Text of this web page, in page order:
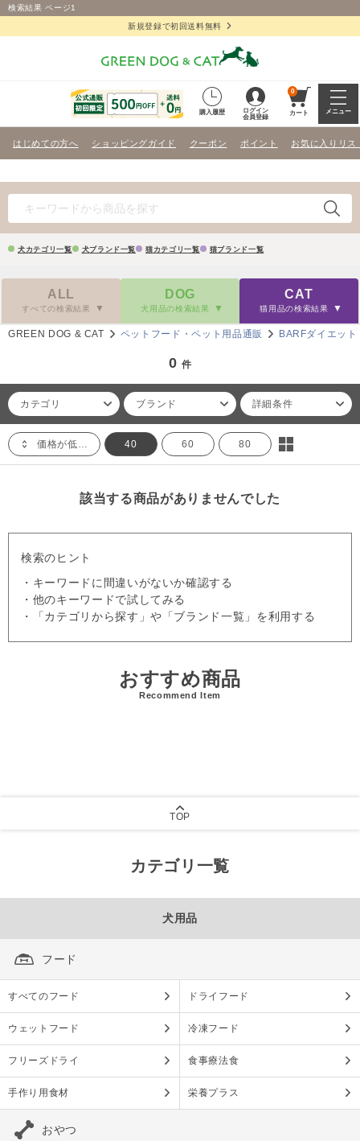
検索結果 ページ1
新規登録で初回送料無料
購入履歴
ログイン
会員登録
0
カート メニュー
はじめての方へ ショッピングガイド クーポン ポイント お気に入りリス
犬カテゴリ一覧 犬ブランド一覧 猫カテゴリ一覧 猫ブランド一覧
ALL
すべての検索結果
DOG
犬用品の検索結果
CAT
猫用品の検索結果
GREEN DOG & CAT ペットフード・ペット用品通販 BARFダイエット
0 件
カテゴリ ブランド 詳細条件
価格が低い順 40 60 80
該当する商品がありませんでした
検索のヒント
・キーワードに間違いがないか確認する
・他のキーワードで試してみる
・「カテゴリから探す」や「ブランド一覧」を利用する
おすすめ商品
Recommend Item
TOP
カテゴリ一覧
犬用品
フード
すべてのフード ドライフード
ウェットフード 冷凍フード
フリーズドライ 食事療法食
手作り用食材 栄養プラス
おやつ